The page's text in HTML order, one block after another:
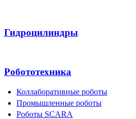
Гидроцилиндры
Робототехника
Коллаборативные роботы
Промышленные роботы
Роботы SCARA